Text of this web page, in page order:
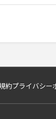
約プライバシー